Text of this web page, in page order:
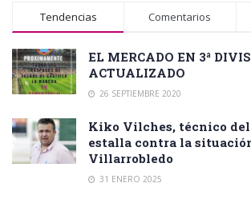
Tendencias Comentarios
EL MERCADO EN 3ª
ACTUALIZADO
26 SEPTIEMBRE 2020
Kiko Vilches, técnico
estalla contra la
Villarrobledo
31 ENERO 2025